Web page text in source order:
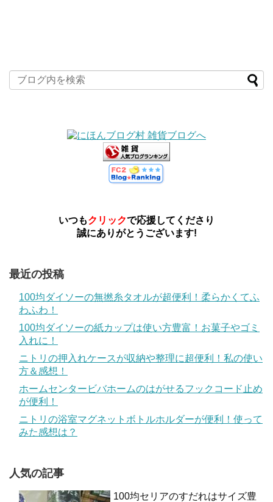
いつもクリックで応援してくださり
誠にありがとうございます!
最近の投稿
100均ダイソーの無撚糸タオルが超便利！柔らかくてふ
わふわ！
100均ダイソーの紙カップは使い方豊富！お菓子やゴミ
入れに！
ニトリの押入れケースが収納や整理に超便利！私の使い
方＆感想！
ホームセンタービバホームのはがせるフックコード止め
が便利！
ニトリの浴室マグネットボトルホルダーが便利！使って
みた感想は？
人気の記事
100均セリアのすだれはサイズ豊